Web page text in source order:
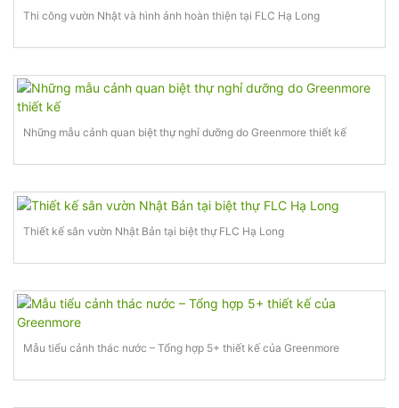
Thi công vườn Nhật và hình ảnh hoàn thiện tại FLC Hạ Long
Những mẫu cảnh quan biệt thự nghỉ dưỡng do Greenmore thiết kế
Thiết kế sân vườn Nhật Bản tại biệt thự FLC Hạ Long
Mẫu tiểu cảnh thác nước – Tổng hợp 5+ thiết kế của Greenmore